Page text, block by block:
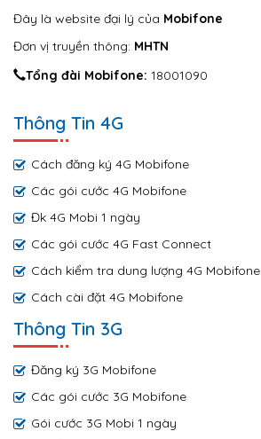
Đây là website đại lý của Mobifone
Đơn vị truyền thông: MHTN
Tổng đài Mobifone: 18001090
Thông Tin 4G
Cách đăng ký 4G Mobifone
Các gói cước 4G Mobifone
Đk 4G Mobi 1 ngày
Các gói cước 4G Fast Connect
Cách kiểm tra dung lượng 4G Mobifone
Cách cài đặt 4G Mobifone
Thông Tin 3G
Đăng ký 3G Mobifone
Các gói cước 3G Mobifone
Gói cước 3G Mobi 1 ngày